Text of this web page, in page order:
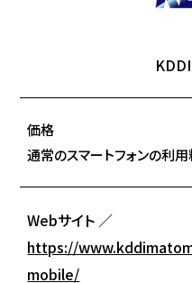
価格
通常のスマートフォンの利用
Webサイト ／
https://
mobile/